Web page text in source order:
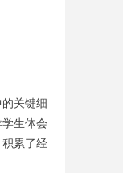
关键细
生体会
累了经